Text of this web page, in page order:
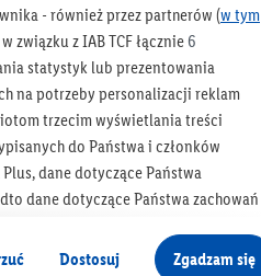
bieżąco
Lidla
się!
- również przez partnerów (w tym
z IAB TCF łącznie 6
statystyk lub prezentowania
na potrzeby personalizacji reklam
trzecim wyświetlania treści
do Państwa i członków
dane dotyczące Państwa
dane dotyczące Państwa zachowań
Dostosuj Zgadzam się